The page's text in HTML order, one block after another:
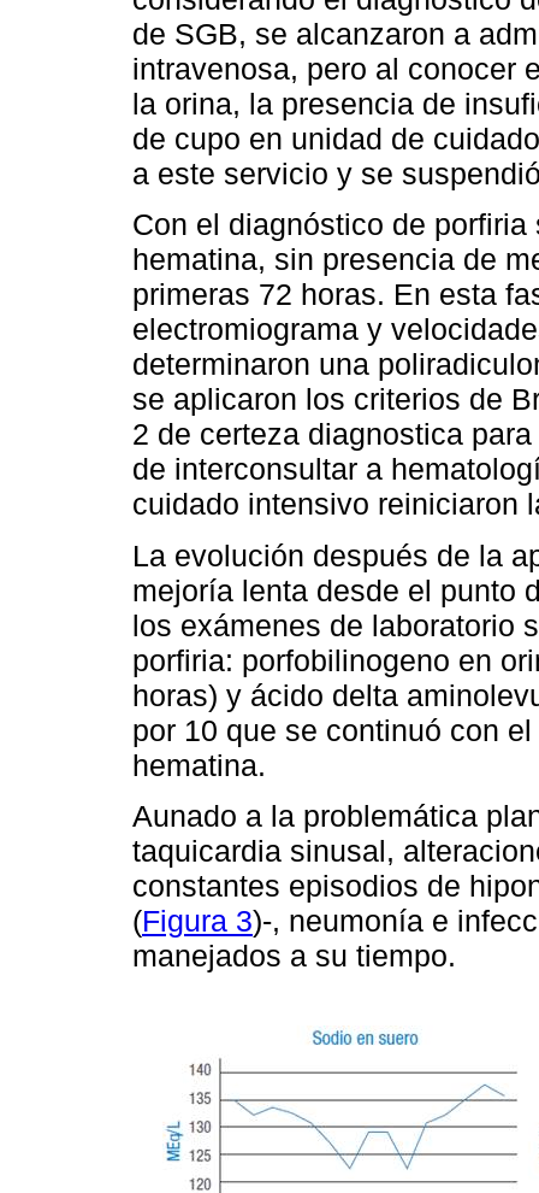
de SGB, se alcanzaron a
intravenosa, pero al conocer
la orina, la presencia de
de cupo en unidad de
a este servicio y se
Con el diagnóstico de
hematina, sin presencia de
primeras 72 horas. En esta
electromiograma y
determinaron una
se aplicaron los criterios de
2 de certeza diagnostica
de interconsultar a
cuidado intensivo reiniciaron
La evolución después de la
mejoría lenta desde el punto
los exámenes de laboratorio
porfiria: porfobilinogeno en
horas) y ácido delta
por 10 que se continuó con
hematina.
Aunado a la problemática
taquicardia sinusal,
constantes episodios de
(Figura 3)-, neumonía e
manejados a su tiempo.